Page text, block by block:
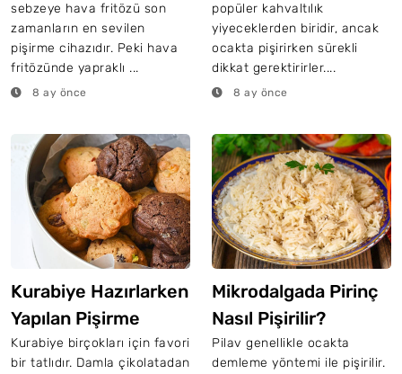
Kere Düşünün
sebzeye hava fritözü son
zamanların en sevilen
pişirme cihazıdır. Peki hava
fritözünde yapraklı ...
8 ay önce
Mü?
popüler kahvaltılık
yiyeceklerden biridir, ancak
ocakta pişirirken sürekli
dikkat gerektirirler....
8 ay önce
Kurabiye Hazırlarken
Yapılan Pişirme
Hataları
Kurabiye birçokları için favori
bir tatlıdır. Damla çikolatadan
Mikrodalgada Pirinç
Nasıl Pişirilir?
Pilav genellikle ocakta
demleme yöntemi ile pişirilir.